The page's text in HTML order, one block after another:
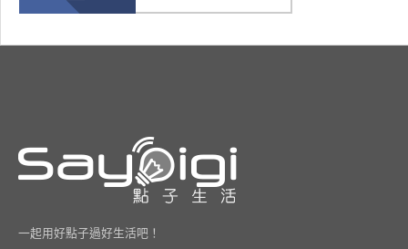
一起用好點子過好生活吧！